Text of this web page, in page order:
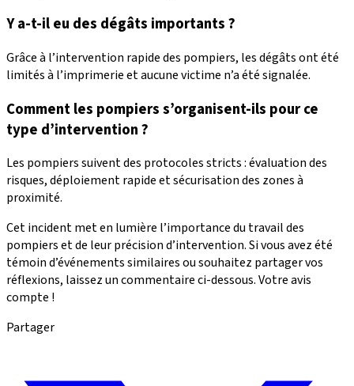
Y a-t-il eu des dégâts importants ?
Grâce à l’intervention rapide des pompiers, les dégâts ont été
limités à l’imprimerie et aucune victime n’a été signalée.
Comment les pompiers s’organisent-ils pour ce
type d’intervention ?
Les pompiers suivent des protocoles stricts : évaluation des
risques, déploiement rapide et sécurisation des zones à
proximité.
Cet incident met en lumière l’importance du travail des
pompiers et de leur précision d’intervention. Si vous avez été
témoin d’événements similaires ou souhaitez partager vos
réflexions, laissez un commentaire ci-dessous. Votre avis
compte !
Partager